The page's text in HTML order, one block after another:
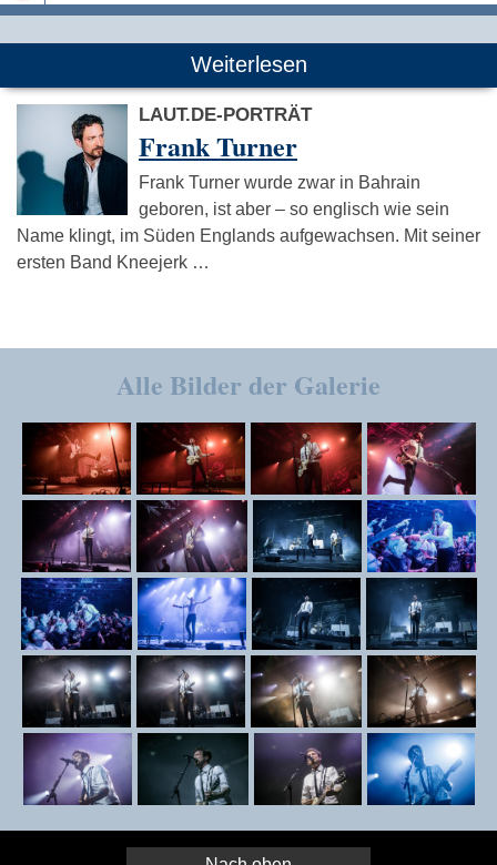
Weiterlesen
LAUT.DE-PORTRÄT
Frank Turner
Frank Turner wurde zwar in Bahrain
geboren, ist aber – so englisch wie sein
Name klingt, im Süden Englands aufgewachsen. Mit seiner
ersten Band Kneejerk …
Alle Bilder der Galerie